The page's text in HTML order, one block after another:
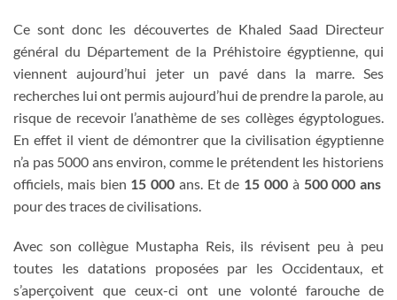
Ce sont donc les découvertes de Khaled Saad Directeur
général du Département de la Préhistoire égyptienne, qui
viennent aujourd’hui jeter un pavé dans la marre. Ses
recherches lui ont permis aujourd’hui de prendre la parole, au
risque de recevoir l’anathème de ses collèges égyptologues.
En effet il vient de démontrer que la civilisation égyptienne
n’a pas 5000 ans environ, comme le prétendent les historiens
officiels, mais bien 15 000 ans. Et de 15 000à 500 000 ans
pour des traces de civilisations.
Avec son collègue Mustapha Reis, ils révisent peu à peu
toutes les datations proposées par les Occidentaux, et
s’aperçoivent que ceux-ci ont une volonté farouche de